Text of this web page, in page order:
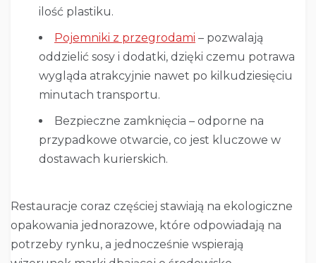
ilość plastiku.
Pojemniki z przegrodami – pozwalają
oddzielić sosy i dodatki, dzięki czemu potrawa
wygląda atrakcyjnie nawet po kilkudziesięciu
minutach transportu.
Bezpieczne zamknięcia – odporne na
przypadkowe otwarcie, co jest kluczowe w
dostawach kurierskich.
Restauracje coraz częściej stawiają na ekologiczne
opakowania jednorazowe, które odpowiadają na
potrzeby rynku, a jednocześnie wspierają